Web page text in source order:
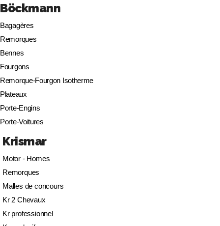
Böckmann
Bagagères
Remorques
Bennes
Fourgons
Remorque-Fourgon Isotherme
Plateaux
Porte-Engins
Porte-Voitures
Krismar
Motor - Homes
Remorques
Malles de concours
Kr 2 Chevaux
Kr professionnel